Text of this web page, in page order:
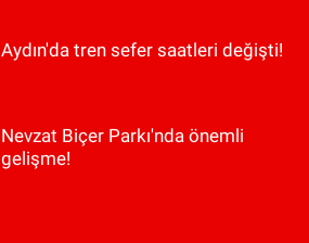
Aydın'da tren sefer saatleri değişti!
Nevzat Biçer Parkı'nda önemli
gelişme!